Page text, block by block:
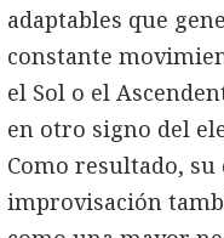
adaptables que
constante
el Sol o el
en otro signo del
Como resultado, su
improvisación